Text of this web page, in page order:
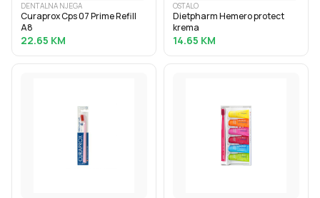
DENTALNA NJEGA
Curaprox Cps 07 Prime Refill
A8
22.65 KM
OSTALO
Dietpharm Hemero protect
krema
14.65 KM